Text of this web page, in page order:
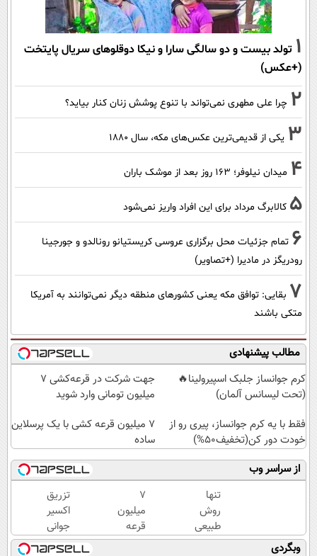
1 تولد بیست و دو سالگی سارا و نیکا دوقلوهای سریال پایتخت
(+عکس)
2 چرا علی مطهری نمی‌تواند با تنوع پوشش زنان کنار بیاید؟
3 یکی از قدیمی‌ترین عکس‌های مکه، سال ۱۸۸۰
4 میدان نیلوفر؛ ۱۶۳ روز بعد از موشک باران
5 کالابرگ مرداد برای این افراد واریز نمی‌شود
6 تمام جزئیات محل برگزاری عروسی کریستیانو رونالدو و جورجینا
رودریگز در مادیرا (+تصاویر)
7 بقایی: توافق مکه یعنی کشورهای منطقه دیگر نمی‌توانند به آمریکا
متکی باشند
مطالب پیشنهادی
کرم جوانساز جلبک اسپیرولینا🔥
(تحت لیسانس آلمان)
جهت شرکت در قرعه‌کشی ۷
میلیون تومانی وارد شوید
فقط با یه کرم جوانساز، پیری رو از
خودت دور کن(تخفیف50%)
7 میلیون قرعه کشی با یک پرسلاین
ساده
از سراسر وب
تنها
روش
طبیعی
که
7
میلیون
قرعه
کشی با
تزریق
اکسیر
جوانی
به
وبگردی